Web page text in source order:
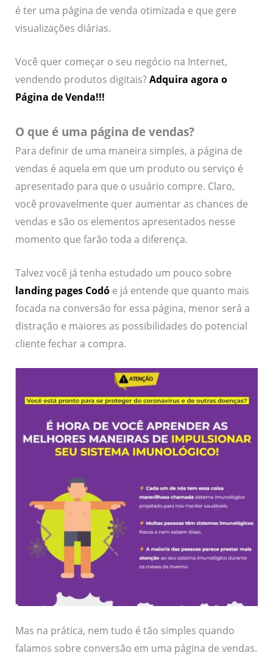
é ter uma página de venda otimizada e que gere
visualizações diárias.
Você quer começar o seu negócio na Internet,
vendendo produtos digitais?Adquira agora o
Página de Venda!!!
O que é uma página de vendas?
Para definir de uma maneira simples, a página de
vendas é aquela em que um produto ou serviço é
apresentado para que o usuário compre. Claro,
você provavelmente quer aumentar as chances de
vendas e são os elementos apresentados nesse
momento que farão toda a diferença.
Talvez você já tenha estudado um pouco sobre
landing pages Codóe já entende que quanto mais
focada na conversão for essa página, menor será a
distração e maiores as possibilidades do potencial
cliente fechar a compra.
Mas na prática, nem tudo é tão simples quando
falamos sobre conversão em uma página de vendas.